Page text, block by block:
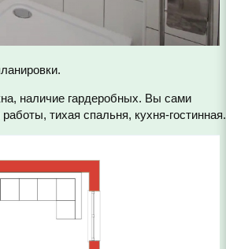
наличие гардеробных. Вы сами
тихая спальня, кухня-гостинная.